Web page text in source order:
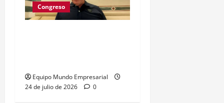
Congreso
Equipo Mundo Empresarial
24 de julio de 2026
0